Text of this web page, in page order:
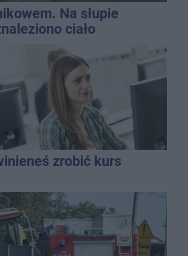
Na słupie
ciało
zrobić kurs